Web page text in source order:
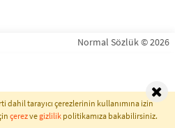
Normal Sözlük © 2026
tarayıcı çerezlerinin kullanımına izin
çerezvegizlilikpolitikamıza bakabilirsiniz.